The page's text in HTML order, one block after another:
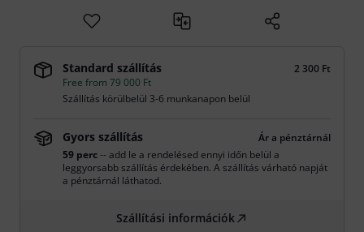
Standard szállítás
2 300 Ft
Free from 79 000 Ft
Szállítás körülbelül 3-6 munkanapon belül
Gyors szállítás
Ár a pénztárnál
59 perc-- add le a rendelésed ennyi időn belül a
leggyorsabb szállítás érdekében. A szállítás várható napját
a pénztárnál láthatod.
Szállítási információk